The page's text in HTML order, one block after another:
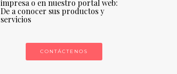
impresa o en nuestro portal web:
De a conocer sus productos y
servicios
CONTÁCTENOS